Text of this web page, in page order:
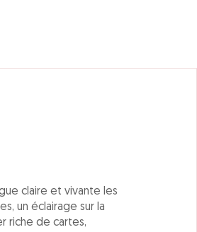
claire et vivante les
un éclairage sur la
riche de cartes,